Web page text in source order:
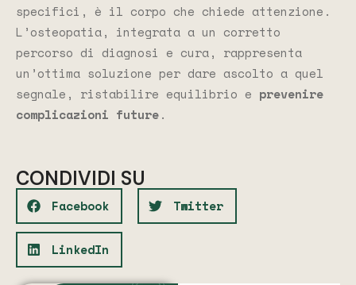
specifici, è il corpo che chiede attenzione.
L’osteopatia, integrata a un corretto
percorso di diagnosi e cura, rappresenta
un’ottima soluzione per dare ascolto a quel
segnale, ristabilire equilibrio e prevenire
complicazioni future.
CONDIVIDI SU
Facebook Twitter
LinkedIn